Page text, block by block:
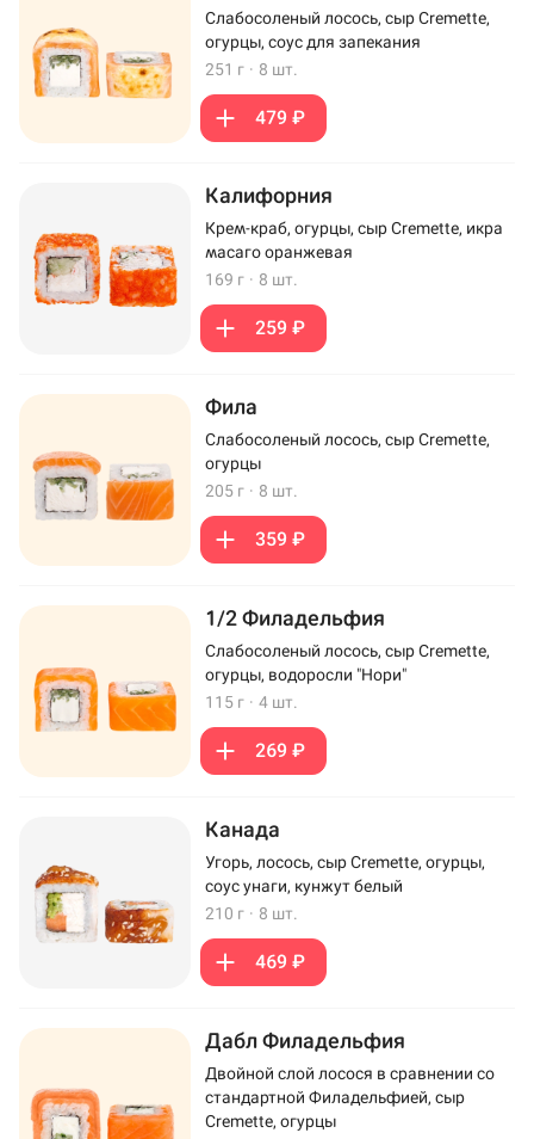
Слабосоленый лосось, сыр Cremette,
огурцы, соус для запекания
251 г · 8 шт.
479 ₽
Калифорния
Крем-краб, огурцы, сыр Cremette, икра
масаго оранжевая
169 г · 8 шт.
259 ₽
Фила
Слабосоленый лосось, сыр Cremette,
огурцы
205 г · 8 шт.
359 ₽
1/2 Филадельфия
Слабосоленый лосось, сыр Cremette,
огурцы, водоросли "Нори"
115 г · 4 шт.
269 ₽
Канада
Угорь, лосось, сыр Cremette, огурцы,
соус унаги, кунжут белый
210 г · 8 шт.
469 ₽
Дабл Филадельфия
Двойной слой лосося в сравнении со
стандартной Филадельфией, сыр
Cremette, огурцы